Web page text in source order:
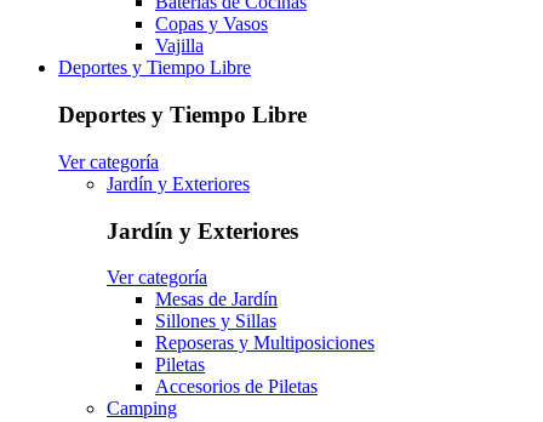
Copas y Vasos
Vajilla
Deportes y Tiempo Libre
Deportes y Tiempo Libre
Ver categoría
Jardín y Exteriores
Jardín y Exteriores
Ver categoría
Mesas de Jardín
Sillones y Sillas
Reposeras y Multiposiciones
Piletas
Accesorios de Piletas
Camping